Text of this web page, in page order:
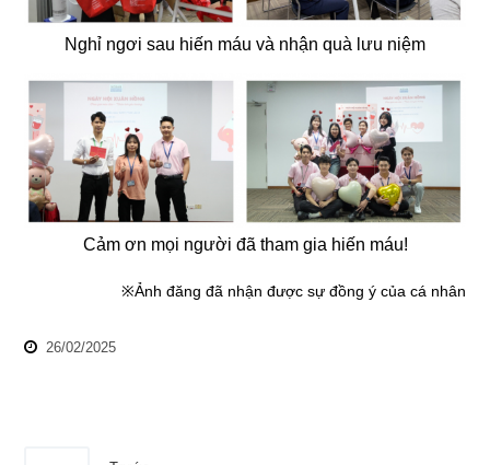
Nghỉ ngơi sau hiến máu và nhận quà lưu niệm
Cảm ơn mọi người đã tham gia hiến máu!
※Ảnh đăng đã nhận được sự đồng ý của cá nhân
26/02/2025